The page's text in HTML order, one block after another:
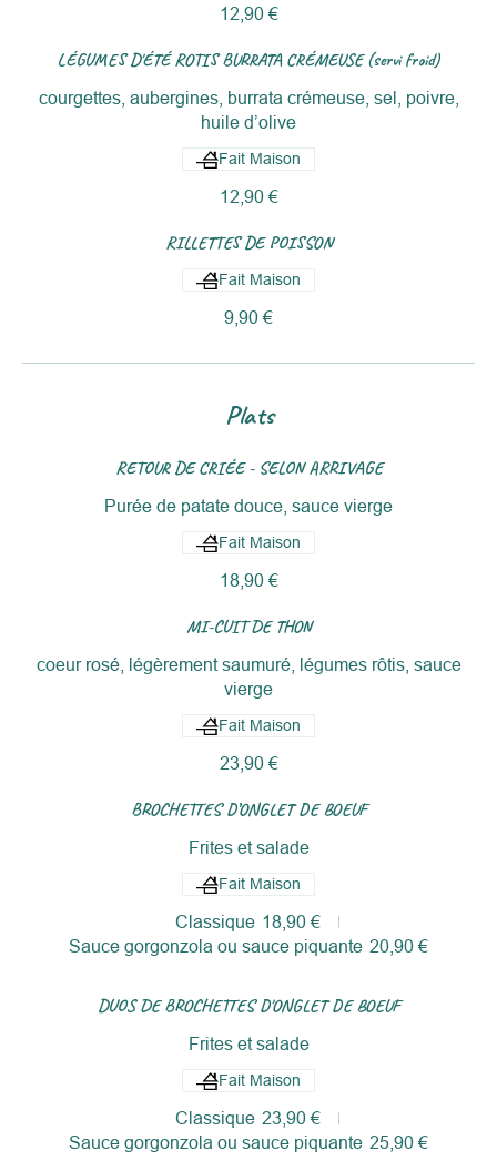
12,90 €
LÉGUMES D'ÉTÉ ROTIS BURRATA CRÉMEUSE (servi froid)
courgettes, aubergines, burrata crémeuse, sel, poivre,
huile d’olive
12,90 €
Fait Maison
RILLETTES DE POISSON
9,90 €
Fait Maison
Plats
RETOUR DE CRIÉE - SELON ARRIVAGE
Purée de patate douce, sauce vierge
18,90 €
Fait Maison
MI-CUIT DE THON
coeur rosé, légèrement saumuré, légumes rôtis, sauce
vierge
23,90 €
Fait Maison
BROCHETTES D’ONGLET DE BOEUF
Frites et salade
Classique 18,90 €
Sauce gorgonzola ou sauce piquante 20,90 €
Fait Maison
DUOS DE BROCHETTES D'ONGLET DE BOEUF
Frites et salade
Classique 23,90 €
Sauce gorgonzola ou sauce piquante 25,90 €
Fait Maison